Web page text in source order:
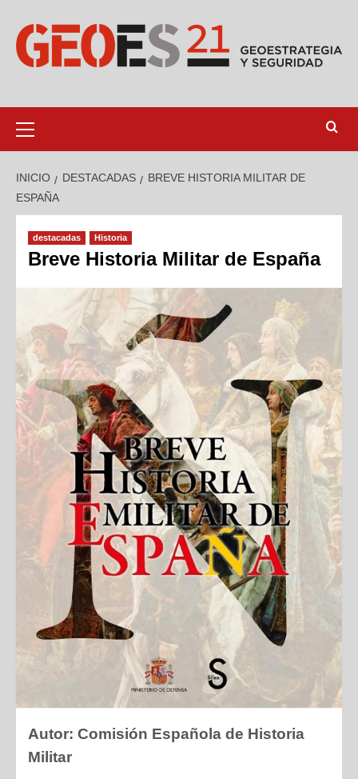
INICIO DESTACADAS
BREVE HISTORIA MILITAR DE
ESPAÑA
destacadas Historia
Breve Historia Militar de España
Autor: Comisión Española de Historia
Militar